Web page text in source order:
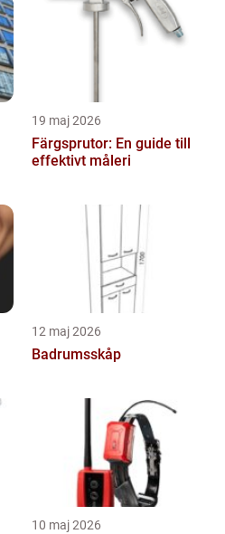
19 maj 2026
Färgsprutor: En guide till
effektivt måleri
12 maj 2026
Badrumsskåp
10 maj 2026